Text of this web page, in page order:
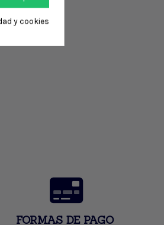
FORMAS DE PAGO
y cookies